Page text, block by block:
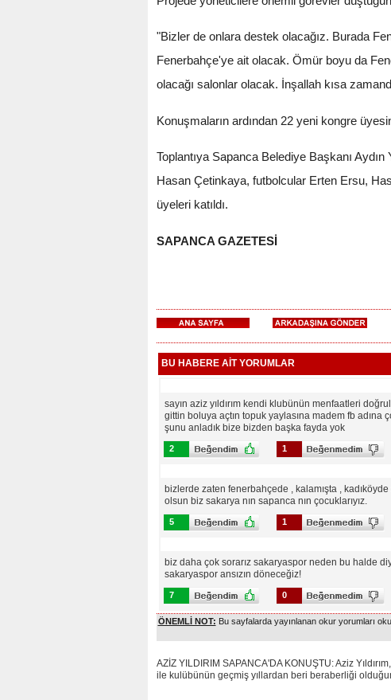
"Bizler de onlara destek olacağız. Burada
Fenerbahçe'ye ait olacak. Ömür boyu da
olacağı salonlar olacak. İnşallah kısa
Konuşmaların ardından 22 yeni kongre
Toplantıya Sapanca Belediye Başkanı
Hasan Çetinkaya, futbolcular Erten Ersu,
üyeleri katıldı.
SAPANCA GAZETESİ
BU HABERE AİT YORUMLAR
sayın aziz yıldırım kendi klubünün menfaatleri
gittin boluya açtın topuk yaylasına madem fb adına
şunu anladık bize bizden başka fayda yok
2 1
bizlerde zaten fenerbahçede , kalamışta ,
olsun biz sakarya nın sapanca nın çocuklarıyız.
5 1
biz daha çok sorarız sakaryaspor neden bu halde
sakaryaspor ansızın döneceğiz!
7 0
ÖNEMLİ NOT: Bu sayfalarda yayınlanan okur yorumları
AZİZ YILDIRIM SAPANCA'DA KONUŞTU: Aziz
ile kulübünün geçmiş yıllardan beri beraberliği